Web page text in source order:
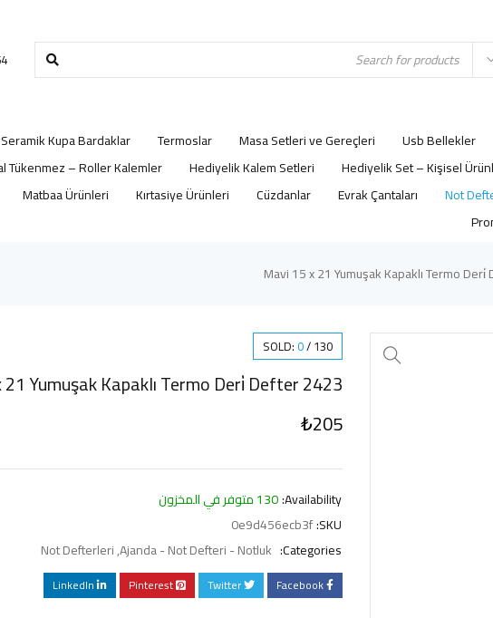
Usb Bellekler
Masa Setleri ve Gereçleri
Termoslar
Seramik Kupa Bardaklar
Hediyelik Set – Kişisel
Hediyelik Kalem Setleri
Tükenmez – Roller Kalemler
Not
Evrak Çantaları
Cüzdanlar
Kırtasiye Ürünleri
Matbaa Ürünleri
SOLD: 0/130
2423 Mavi 15 x 21 Yumuşak Kapaklı Termo Deri̇ Defter
₺205
Availability: 130 متوفر في المخزون
SKU:
0e9d456ecb3f
Categories:
Ajanda - Not Defteri - Notluk
,
Not Defterleri
Facebook
Twitter
Pinterest
LinkedIn